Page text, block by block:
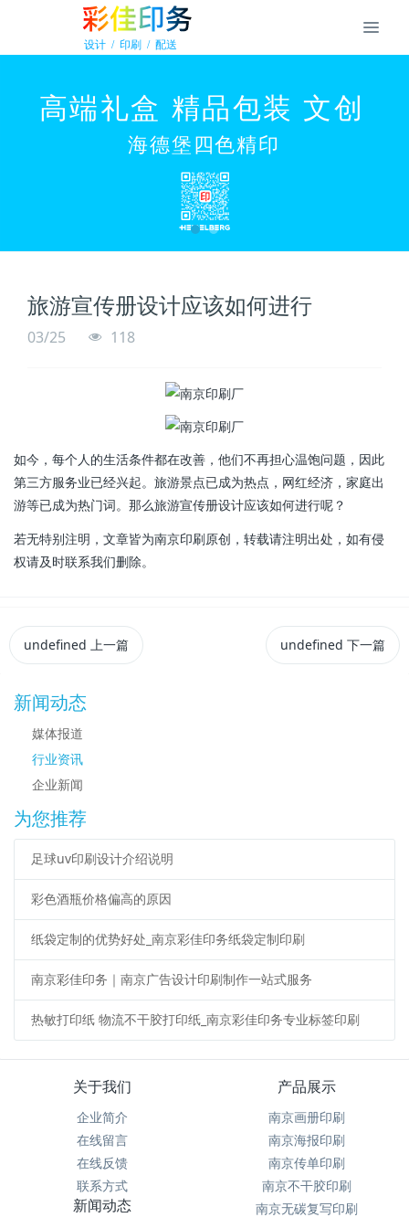
旅游宣传册设计应该如何进行
03/25 118
如今，每个人的生活条件都在改善，他们不再担心温饱问题，因此
第三方服务业已经兴起。旅游景点已成为热点，网红经济，家庭出
游等已成为热门词。那么旅游宣传册设计应该如何进行呢？
若无特别注明，文章皆为南京印刷原创，转载请注明出处，如有侵
权请及时联系我们删除。
undefined 上一篇 undefined 下一篇
新闻动态
媒体报道
行业资讯
企业新闻
为您推荐
足球uv印刷设计介绍说明
彩色酒瓶价格偏高的原因
纸袋定制的优势好处_南京彩佳印务纸袋定制印刷
南京彩佳印务｜南京广告设计印刷制作一站式服务
热敏打印纸 物流不干胶打印纸_南京彩佳印务专业标签印刷
关于我们
企业简介
在线留言
在线反馈
联系方式
产品展示
南京画册印刷
南京海报印刷
南京传单印刷
南京不干胶印刷
南京无碳复写印刷
新闻动态